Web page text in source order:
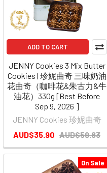
ADD TO CART
JENNY Cookies 3 Mix Butter
Cookies | 珍妮曲奇 三味奶油
花曲奇（咖啡花&朱古力&牛
油花）330g [Best Before
Sep 9, 2026 ]
JENNY Cookies 珍妮曲奇
AUD$35.90 AUD$59.83
On Sale